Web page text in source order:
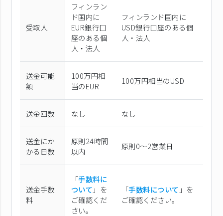
受取人
フィンラン
ド国内に
EUR銀行口
座のある個
人・法人
フィンランド国内に
USD銀行口座のある個
人・法人
送金可能
額
100万円相
当のEUR
100万円相当のUSD
送金回数 なし なし
送金にか
かる日数
原則24時間
以内
原則0〜2営業日
送金手数
料
「手数料に
ついて 」を
ご確認くだ
さい。
「手数料について 」を
ご確認ください。